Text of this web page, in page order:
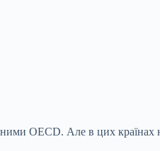
OECD. Але в цих країнах